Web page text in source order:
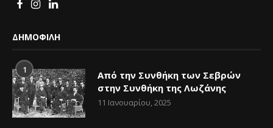
ΔΗΜΟΦΙΛΗ
1
Από την Συνθήκη των Σεβρών
στην Συνθήκη της Λωζάνης
11 Ιανουαρίου, 2025